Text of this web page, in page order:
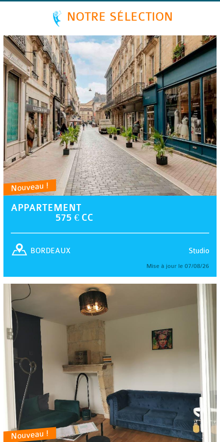
NOTRE SÉLECTION
Nouveau !
APPARTEMENT
575 € CC
Studio
BORDEAUX
Mise à jour le 07/08/26
Nouveau !